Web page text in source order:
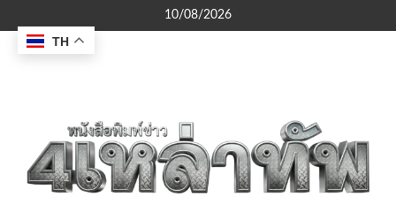
to
content
10/08/2026
TH